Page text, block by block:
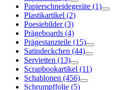
Papierschneidegeräte (1)
Plastikartikel (2)
Poesiebilder(3)
Prägeboards (4)
Prägestanzteile (15)
Satindeckchen (44)
Servietten (13)
Scrapbookartikel (11)
Schablonen (456)
Schrumpffolie (5)